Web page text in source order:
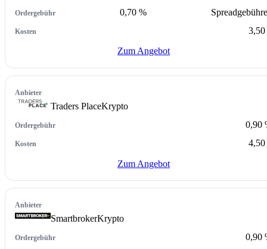
0,70 %
3,50
Zum Angebot
Traders PlaceKrypto
0,90
4,50
Zum Angebot
SmartbrokerKrypto
0,90